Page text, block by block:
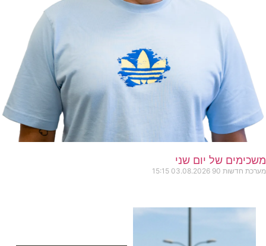
משכימים של יום שני
מערכת חדשות 90 03.08.2026
15:15